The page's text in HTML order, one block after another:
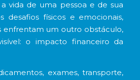
vida de uma pessoa e de sua
desafios físicos e emocionais,
enfrentam um outro obstáculo,
o impacto financeiro da
exames, transporte,